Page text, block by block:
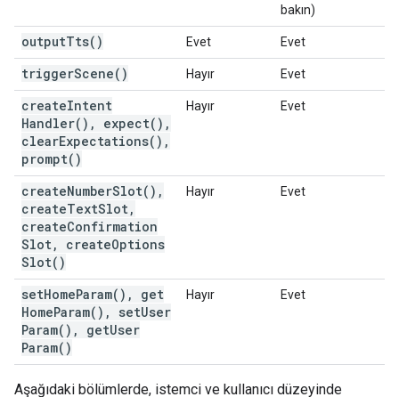
bakın)
outputTts( ) Evet Evet
triggerScene( ) Hayır Evet
createIntent
Handler( ) , expect( ) ,
clearExpectations( ) ,
prompt( )
Hayır Evet
createNumberSlot( ) ,
createTextSlot,
createConfirmation
Slot, createOptions
Slot( )
Hayır Evet
setHomeParam( ) ,
get
HomeParam( ) , setUser
Param( ) , getUser
Param( )
Hayır Evet
Aşağıdaki bölümlerde, istemci ve kullanıcı düzeyinde